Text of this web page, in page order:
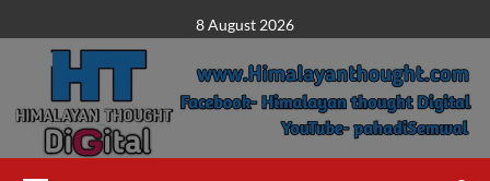
to
content
8 August 2026